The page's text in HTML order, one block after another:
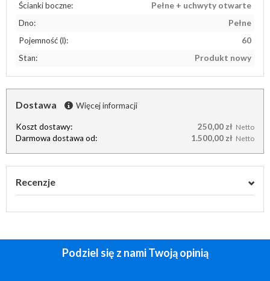
Ścianki boczne:
Pełne + uchwyty otwarte
Dno:
Pełne
Pojemność (l):
60
Stan:
Produkt nowy
Dostawa Więcej informacji
Koszt dostawy: 250,00 zł Netto
Darmowa dostawa od: 1.500,00 zł Netto
Recenzje
Podziel się z nami Twoją opinią